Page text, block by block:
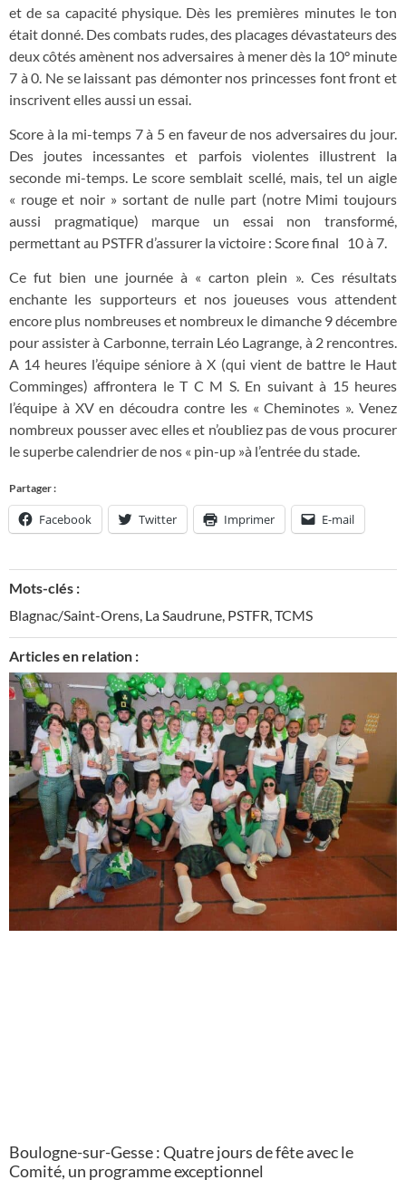
et de sa capacité physique. Dès les premières minutes le ton
était donné. Des combats rudes, des placages dévastateurs des
deux côtés amènent nos adversaires à mener dès la 10° minute
7 à 0. Ne se laissant pas démonter nos princesses font front et
inscrivent elles aussi un essai.
Score à la mi-temps 7 à 5 en faveur de nos adversaires du jour.
Des joutes incessantes et parfois violentes illustrent la
seconde mi-temps. Le score semblait scellé, mais, tel un aigle
« rouge et noir » sortant de nulle part (notre Mimi toujours
aussi pragmatique) marque un essai non transformé,
permettant au PSTFR d’assurer la victoire : Score final 10 à 7.
Ce fut bien une journée à « carton plein ». Ces résultats
enchante les supporteurs et nos joueuses vous attendent
encore plus nombreuses et nombreux le dimanche 9 décembre
pour assister à Carbonne, terrain Léo Lagrange, à 2 rencontres.
A 14 heures l’équipe séniore à X (qui vient de battre le Haut
Comminges) affrontera le T C M S. En suivant à 15 heures
l’équipe à XV en découdra contre les « Cheminotes ». Venez
nombreux pousser avec elles et n’oubliez pas de vous procurer
le superbe calendrier de nos « pin-up »à l’entrée du stade.
Partager :
Facebook Twitter Imprimer E-mail
Mots-clés :
Blagnac/Saint-Orens La Saudrune PSTFR TCMS
Articles en relation :
Boulogne-sur-Gesse : Quatre jours de fête avec le
Comité, un programme exceptionnel